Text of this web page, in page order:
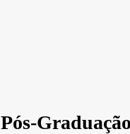
Pós-Graduação